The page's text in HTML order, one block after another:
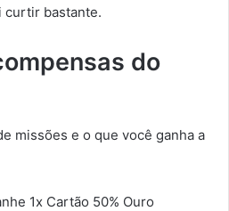
curtir bastante.
do
missões e o que você ganha a
1x Cartão 50% Ouro